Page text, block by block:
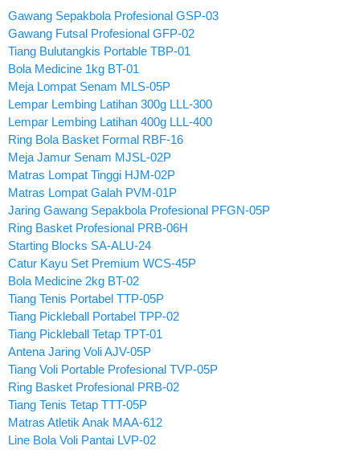
Gawang Sepakbola Profesional GSP-03
Gawang Futsal Profesional GFP-02
Tiang Bulutangkis Portable TBP-01
Bola Medicine 1kg BT-01
Meja Lompat Senam MLS-05P
Lempar Lembing Latihan 300g LLL-300
Lempar Lembing Latihan 400g LLL-400
Ring Bola Basket Formal RBF-16
Meja Jamur Senam MJSL-02P
Matras Lompat Tinggi HJM-02P
Matras Lompat Galah PVM-01P
Jaring Gawang Sepakbola Profesional PFGN-05P
Ring Basket Profesional PRB-06H
Starting Blocks SA-ALU-24
Catur Kayu Set Premium WCS-45P
Bola Medicine 2kg BT-02
Tiang Tenis Portabel TTP-05P
Tiang Pickleball Portabel TPP-02
Tiang Pickleball Tetap TPT-01
Antena Jaring Voli AJV-05P
Tiang Voli Portable Profesional TVP-05P
Ring Basket Profesional PRB-02
Tiang Tenis Tetap TTT-05P
Matras Atletik Anak MAA-612
Line Bola Voli Pantai LVP-02